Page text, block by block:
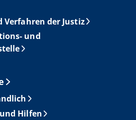
Verfahren der Justiz
und
Hilfen